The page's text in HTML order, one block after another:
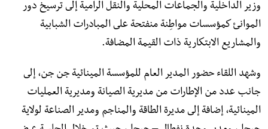
وزير الداخلية والجماعات المحلية والنقل الرامية إلى ترسيخ دور
الموانئ كمؤسسات مواطِنة منفتحة على المبادرات الشبابية
والمشاريع الابتكارية ذات القيمة المضافة.
وشهد اللقاء حضور المدير العام للمؤسسة المينائية جن جن، إلى
جانب عدد من الإطارات من مديرية الصيانة ومديرية العمليات
المينائية، إضافة إلى مديرة الطاقة والمناجم ومدير الصناعة لولاية